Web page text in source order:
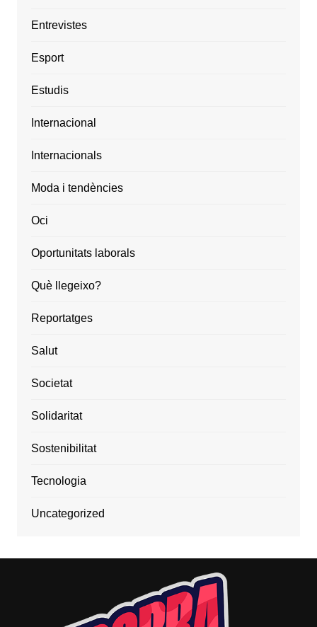
Entrevistes
Esport
Estudis
Internacional
Internacionals
Moda i tendències
Oci
Oportunitats laborals
Què llegeixo?
Reportatges
Salut
Societat
Solidaritat
Sostenibilitat
Tecnologia
Uncategorized